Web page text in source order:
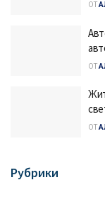
ОТ
ОТ
ОТ
Рубрики